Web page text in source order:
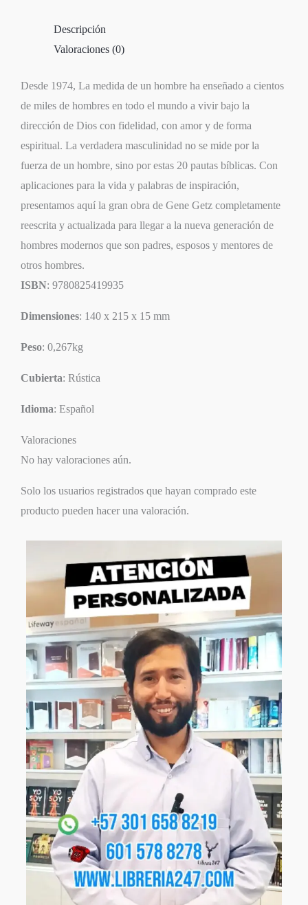
cantidad
Descripción
Valoraciones (0)
Desde 1974, La medida de un hombre ha enseñado a cientos
de miles de hombres en todo el mundo a vivir bajo la
dirección de Dios con fidelidad, con amor y de forma
espiritual. La verdadera masculinidad no se mide por la
fuerza de un hombre, sino por estas 20 pautas bíblicas. Con
aplicaciones para la vida y palabras de inspiración,
presentamos aquí la gran obra de Gene Getz completamente
reescrita y actualizada para llegar a la nueva generación de
hombres modernos que son padres, esposos y mentores de
otros hombres.
ISBN: 9780825419935
Dimensiones: 140 x 215 x 15 mm
Peso: 0,267kg
Cubierta: Rústica
Idioma: Español
Valoraciones
No hay valoraciones aún.
Solo los usuarios registrados que hayan comprado este
producto pueden hacer una valoración.